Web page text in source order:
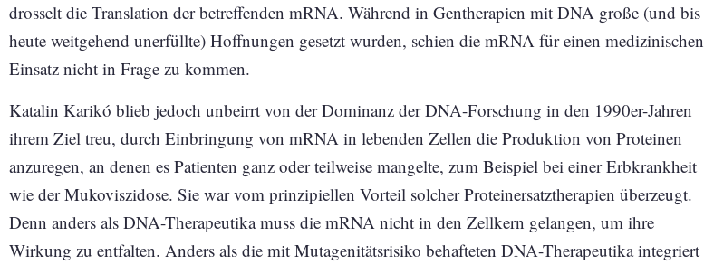
drosselt die Translation der betreffenden mRNA. Während in Gentherapien mit DNA große (und bis
heute weitgehend unerfüllte) Hoffnungen gesetzt wurden, schien die mRNA für einen medizinischen
Einsatz nicht in Frage zu kommen.
Katalin Karikó blieb jedoch unbeirrt von der Dominanz der DNA-Forschung in den 1990er-Jahren
ihrem Ziel treu, durch Einbringung von mRNA in lebenden Zellen die Produktion von Proteinen
anzuregen, an denen es Patienten ganz oder teilweise mangelte, zum Beispiel bei einer Erbkrankheit
wie der Mukoviszidose. Sie war vom prinzipiellen Vorteil solcher Proteinersatztherapien überzeugt.
Denn anders als DNA-Therapeutika muss die mRNA nicht in den Zellkern gelangen, um ihre
Wirkung zu entfalten. Anders als die mit Mutagenitätsrisiko behafteten DNA-Therapeutika integriert